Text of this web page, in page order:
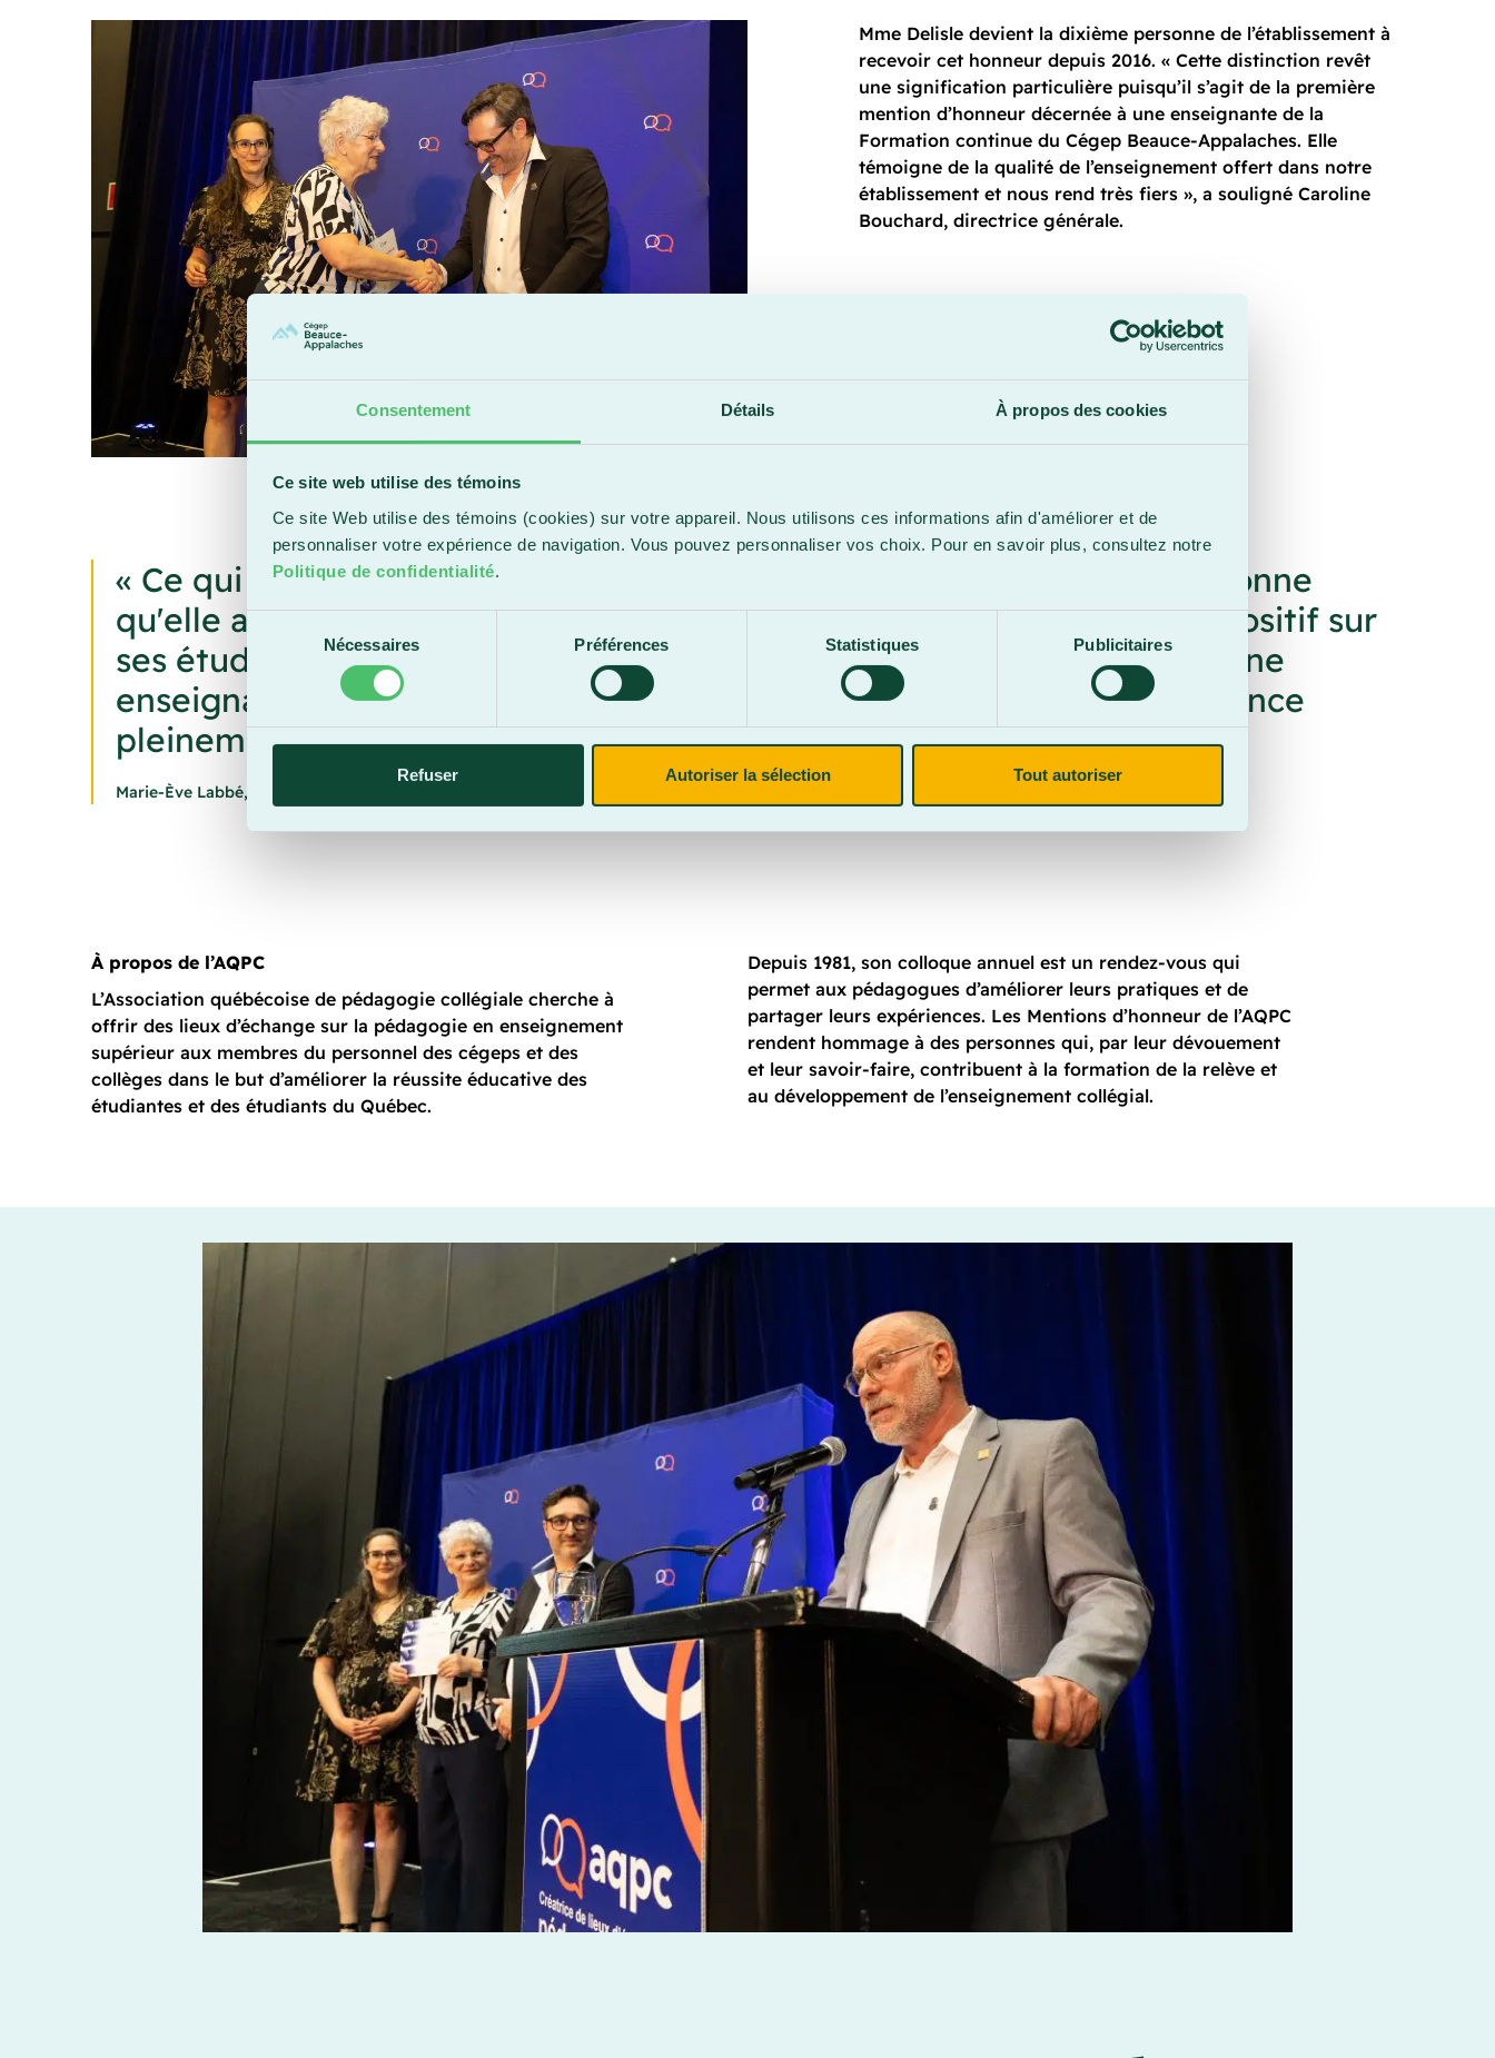
Consentement Détails À propos des cookies
Ce site web utilise des témoins
Ce site Web utilise des témoins (cookies) sur votre appareil. Nous utilisons ces informations afin d'améliorer et de
personnaliser votre expérience de navigation. Vous pouvez personnaliser vos choix. Pour en savoir plus, consultez notre
Politique de confidentialité.
Sélection
du
consentement
Nécessaires Préférences Statistiques Publicitaires
Refuser Autoriser la sélection Tout autoriser
Mme Delisle devient la dixième personne de l’établissement à
recevoir cet honneur depuis 2016. « Cette distinction revêt
une signification particulière puisqu’il s’agit de la première
mention d’honneur décernée à une enseignante de la
Formation continue du Cégep Beauce-Appalaches. Elle
témoigne de la qualité de l’enseignement offert dans notre
établissement et nous rend très fiers », a souligné Caroline
Bouchard, directrice générale.
« Ce qui distingue Andrée, c'est l'attention qu'elle porte à chaque personne
qu'elle accompagne. Depuis de nombreuses années, elle a un impact positif sur
ses étudiants et étudiantes, et sa volonté de les voir réussir fait d'elle une
enseignante très appréciée. Nous saluons avec fierté cette reconnaissance
pleinement méritée. »
Marie-Ève Labbé, directrice des services de la formation continue.
À propos de l’AQPC
L’Association québécoise de pédagogie collégiale cherche à
offrir des lieux d’échange sur la pédagogie en enseignement
supérieur aux membres du personnel des cégeps et des
collèges dans le but d’améliorer la réussite éducative des
étudiantes et des étudiants du Québec.
Depuis 1981, son colloque annuel est un rendez-vous qui
permet aux pédagogues d’améliorer leurs pratiques et de
partager leurs expériences. Les Mentions d’honneur de l’AQPC
rendent hommage à des personnes qui, par leur dévouement
et leur savoir-faire, contribuent à la formation de la relève et
au développement de l’enseignement collégial.